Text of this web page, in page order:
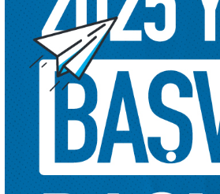
Komisyonu
Komisyonu (AGEK)